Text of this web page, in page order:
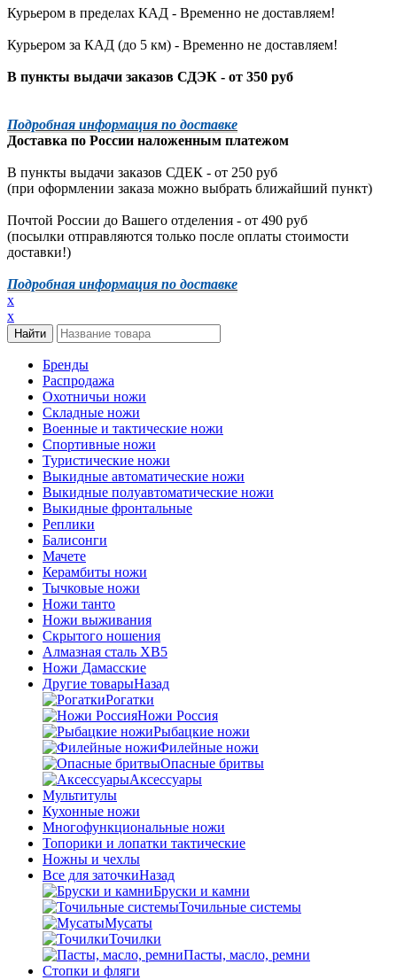
Курьером в пределах КАД - Временно не доставляем!
Курьером за КАД (до 5 км) - Временно не доставляем!
В пункты выдачи заказов СДЭК - от 350 руб
Подробная информация по доставке
Доставка по России наложенным платежом
В пункты выдачи заказов СДЕК - от 250 руб
(при оформлении заказа можно выбрать ближайший пункт)
Почтой России до Вашего отделения - от 490 руб
(посылки отправляются только после оплаты стоимости
доставки!)
Подробная информация по доставке
x
x
Бренды
Распродажа
Охотничьи ножи
Складные ножи
Военные и тактические ножи
Спортивные ножи
Туристические ножи
Выкидные автоматические ножи
Выкидные полуавтоматические ножи
Выкидные фронтальные
Реплики
Балисонги
Мачете
Керамбиты ножи
Тычковые ножи
Ножи танто
Ножи выживания
Скрытого ношения
Алмазная сталь ХВ5
Ножи Дамасские
Другие товарыНазад
Рогатки
Ножи Россия
Рыбацкие ножи
Филейные ножи
Опасные бритвы
Аксессуары
Мультитулы
Кухонные ножи
Многофункциональные ножи
Топорики и лопатки тактические
Ножны и чехлы
Все для заточкиНазад
Бруски и камни
Точильные системы
Мусаты
Точилки
Пасты, масло, ремни
Стопки и фляги